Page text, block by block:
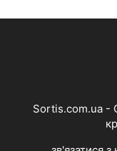
Sortis.com.ua -